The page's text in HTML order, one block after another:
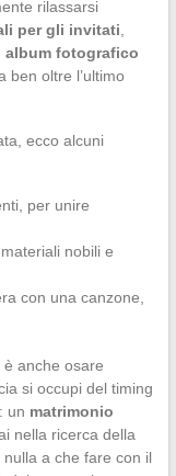
rilassarsi
per gli invitati
album fotografico
ben oltre l’ultimo
ecco alcuni
per unire
nobili e
con una canzone,
è anche osare
si occupi del timing
un matrimonio
nella ricerca della
a che fare con il